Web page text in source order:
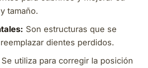
tamaño.
Son estructuras que se
dientes perdidos.
Se utiliza para corregir la posición